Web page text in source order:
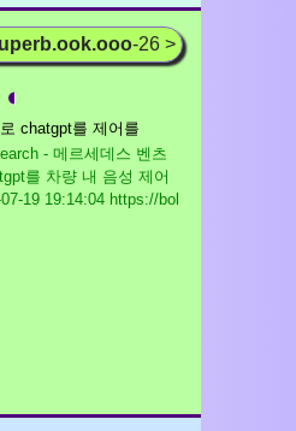
-26 >
chatgpt를 제어를
- 메르세데스 벤츠
를 차량 내 음성 제어
19 19:14:04 https://bol